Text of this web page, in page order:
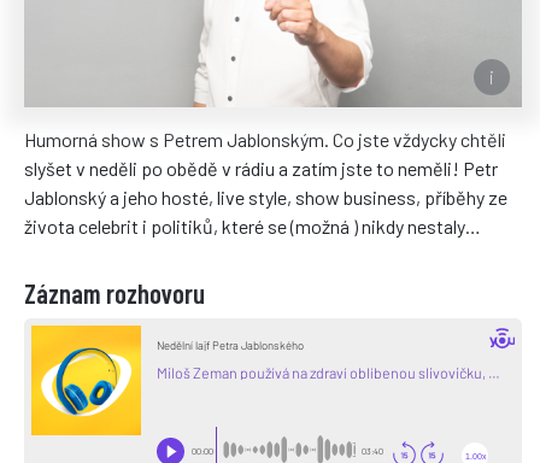
Humorná show s Petrem Jablonským. Co jste vždycky chtěli
slyšet v neděli po obědě v rádiu a zatím jste to neměli! Petr
Jablonský a jeho hosté, live style, show business, příběhy ze
života celebrit i politiků, které se (možná ) nikdy nestaly…
Záznam rozhovoru